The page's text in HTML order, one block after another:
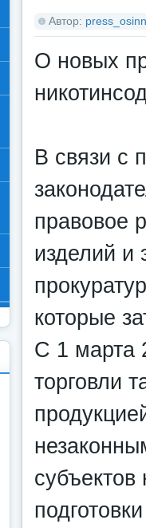
Автор:
О новых
В связи с
правовое
изделий и
которые
С 1 марта
торговли